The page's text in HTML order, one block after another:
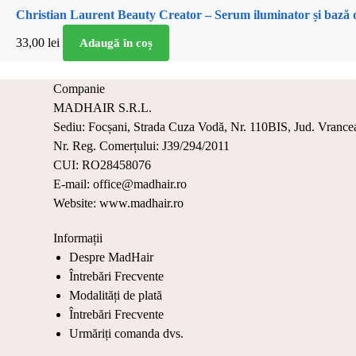
Christian Laurent Beauty Creator – Serum iluminator și bază
33,00 lei Adaugă în coș
Companie
MADHAIR S.R.L.
Sediu: Focșani, Strada Cuza Vodă, Nr. 110BIS, Jud.
Nr. Reg. Comerțului: J39/294/2011
CUI: RO28458076
E-mail: office@madhair.ro
Website: www.madhair.ro
Informații
Despre MadHair
Întrebări Frecvente
Modalități de plată
Întrebări Frecvente
Urmăriți comanda dvs.